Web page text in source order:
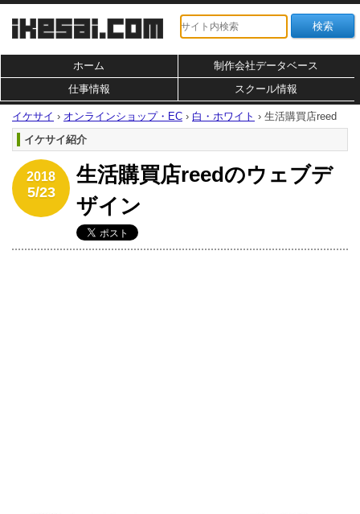
ホーム
制作会社データベース
仕事情報
スクール情報
イケサイ › オンラインショップ・EC › 白・ホワイト › 生活購買店reed
イケサイ紹介
2018
5/23
生活購買店reedのウェブデ
ザイン